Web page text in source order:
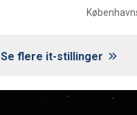
Se flere it-stillinger